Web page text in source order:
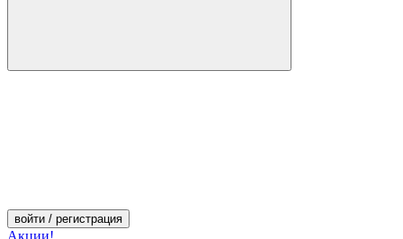
войти / регистрация
Акции!